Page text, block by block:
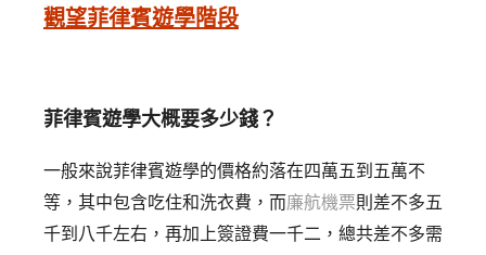
觀望菲律賓遊學階段
菲律賓遊學大概要多少錢？
一般來說菲律賓遊學的價格約落在四萬五到五萬不
等，其中包含吃住和洗衣費，而廉航機票則差不多五
千到八千左右，再加上簽證費一千二，總共差不多需